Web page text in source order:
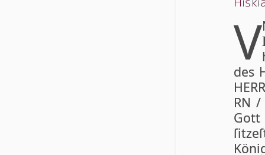
V
des
RN
Gott